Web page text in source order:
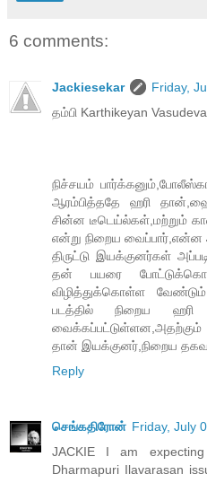
6 comments:
Jackiesekar
Friday,
தம்பி Karthikeyan
நிச்சயம்
ஆரம்பித்ததே ஹரி
சின்ன டீடெய்ல்கள்,மற்றும்
என்று நிறைய வைப்பார்,என்ன
திருட்டு இயக்குனர்கள்
தன் பயரை
விழித்துக்கொள்ள
படத்தில் நிறைய ஹரி
தான் இயக்குனர்,நிறைய
Reply
செங்கதிரோன் Friday, July
JACKIE I am
Dharmapuri Ilavarasan